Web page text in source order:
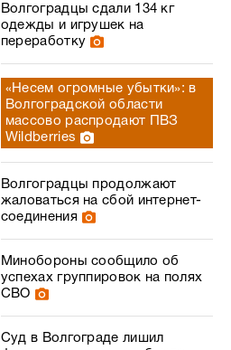
Волгоградцы сдали 134 кг
одежды и игрушек на
переработку
«Несем огромные убытки»: в
Волгоградской области
массово распродают ПВЗ
Wildberries
Волгоградцы продолжают
жаловаться на сбой интернет-
соединения
Минобороны сообщило об
успехах группировок на полях
СВО
Суд в Волгограде лишил